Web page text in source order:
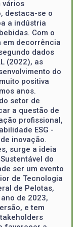
vários
destaca-se o
a indústria
Com o
em decorrência
dados
(2022), as
do
positiva
anos.
setor de
a questão de
profissional,
ESG -
inovação.
surge a ideia
do
ser um evento
de Tecnologia
de Pelotas,
de 2023,
e tem